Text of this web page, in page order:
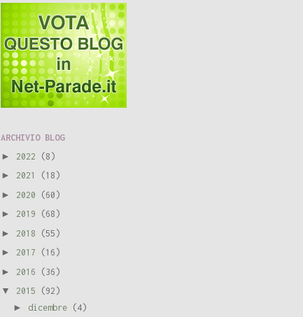
ARCHIVIO BLOG
► 2022 (8)
► 2021 (18)
► 2020 (60)
► 2019 (68)
► 2018 (55)
► 2017 (16)
► 2016 (36)
▼ 2015 (92)
► dicembre (4)